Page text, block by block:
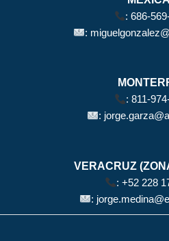
:686-
:
: 811-
:
VERACRUZ
: +52 228
: